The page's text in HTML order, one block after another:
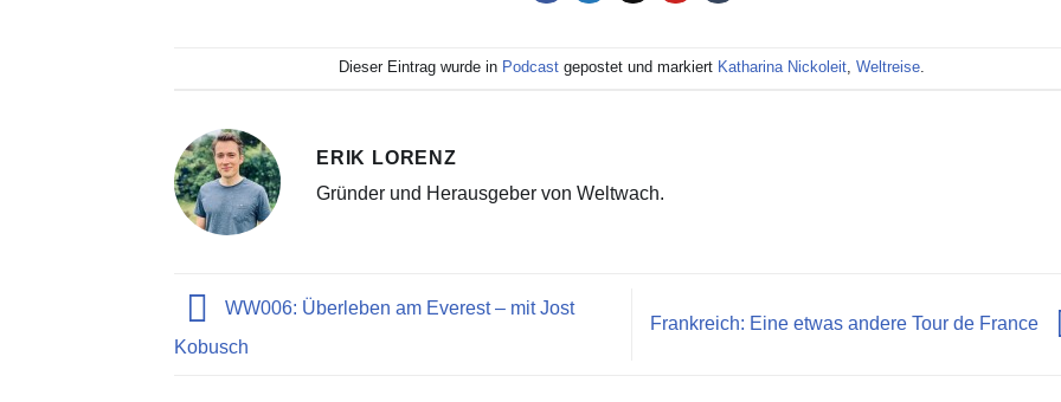
Dieser Eintrag wurde in Podcastgepostet und markiert Katharina Nickoleit, Weltreise.
ERIK LORENZ
Gründer und Herausgeber von Weltwach.
WW006: Überleben am Everest – mit Jost
Kobusch
Frankreich: Eine etwas andere Tour de France